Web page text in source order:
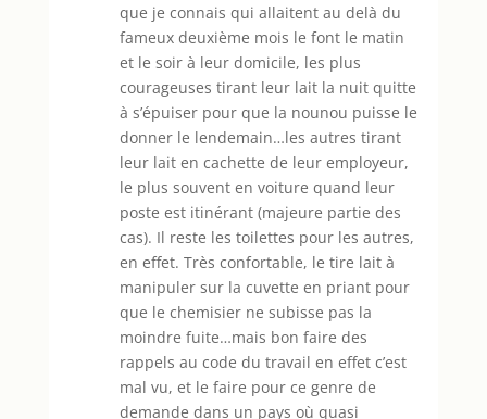
que je connais qui allaitent au delà du
fameux deuxième mois le font le matin
et le soir à leur domicile, les plus
courageuses tirant leur lait la nuit quitte
à s’épuiser pour que la nounou puisse le
donner le lendemain…les autres tirant
leur lait en cachette de leur employeur,
le plus souvent en voiture quand leur
poste est itinérant (majeure partie des
cas). Il reste les toilettes pour les autres,
en effet. Très confortable, le tire lait à
manipuler sur la cuvette en priant pour
que le chemisier ne subisse pas la
moindre fuite…mais bon faire des
rappels au code du travail en effet c’est
mal vu, et le faire pour ce genre de
demande dans un pays où quasi